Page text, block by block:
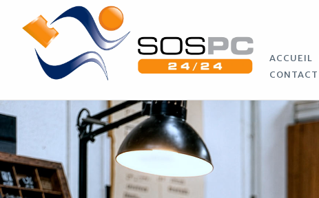
ACCUEIL
CONTACT